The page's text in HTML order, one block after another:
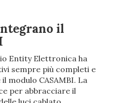
il
Entity Elettronica ha
sempre più completi e
CASAMBI. La
per abbracciare il